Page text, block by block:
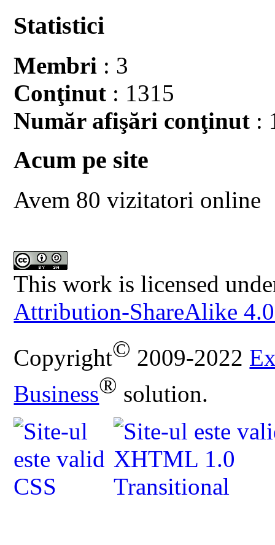
Statistici
Membri : 3
Conţinut : 1315
Număr afişări conţinut :
Acum pe site
Avem 80 vizitatori online
This work is licensed
Attribution-ShareAlike
Copyright© 2009-2022
Business® solution.